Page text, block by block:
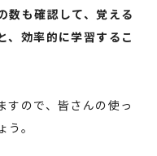
数も確認して、覚える
、効率的に学習するこ
すので、皆さんの使っ
う。